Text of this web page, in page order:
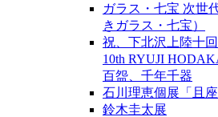
ガラス・七宝 次世
きガラス・七宝）
祝、下北沢上陸十
10th RYUJI
百盌、千年千器
石川理恵個展「且座
鈴木圭太展